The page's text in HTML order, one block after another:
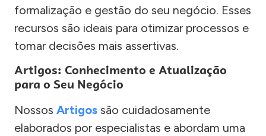
formalização e gestão do seu negócio. Esses
recursos são ideais para otimizar processos e
tomar decisões mais assertivas.
Artigos: Conhecimento e Atualização
para o Seu Negócio
Nossos Artigos são cuidadosamente
elaborados por especialistas e abordam uma